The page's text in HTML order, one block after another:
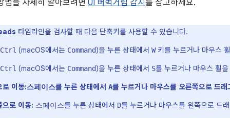
법을 자세히 알아보려면 UI 버벅거림 감지 를 참고하세요.
타임라인을 검사할 때 다음 단축키를 사용할 수 있습니다.
Ctrl (macOS에서는 Command)을 누른 상태에서 W키를 누르거나 마우스
Ctrl (macOS에서는 Command)을 누른 상태에서 S를 누르거나 마우스 휠
로 이동:스페이스를 누른 상태에서 A를 누르거나 마우스를 오른쪽으로 드래
으로 이동: 스페이스를 누른 상태에서 D를 누르거나 마우스를 왼쪽으로 드